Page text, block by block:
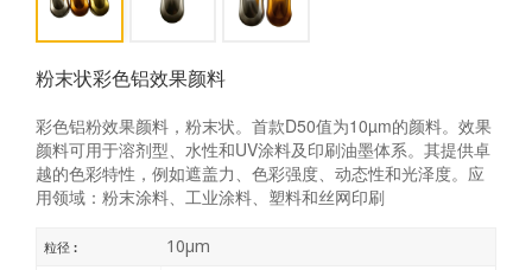
粉末状彩色铝效果颜料
彩色铝粉效果颜料，粉末状。首款D50值为10µm的颜料。效果
颜料可用于溶剂型、水性和UV涂料及印刷油墨体系。其提供卓
越的色彩特性，例如遮盖力、色彩强度、动态性和光泽度。应
用领域：粉末涂料、工业涂料、塑料和丝网印刷
粒径 : 10μm